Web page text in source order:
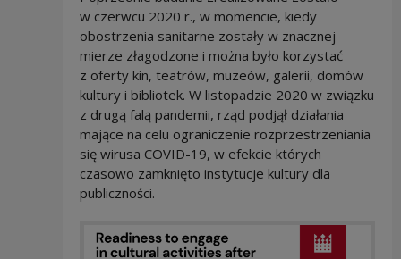
w czerwcu 2020 r., w momencie, kiedy
obostrzenia sanitarne zostały w znacznej
mierze złagodzone i można było korzystać
z oferty kin, teatrów, muzeów, galerii, domów
kultury i bibliotek. W listopadzie 2020 w związku
z drugą falą pandemii, rząd podjął działania
mające na celu ograniczenie rozprzestrzeniania
się wirusa COVID-19, w efekcie których
czasowo zamknięto instytucje kultury dla
publiczności.